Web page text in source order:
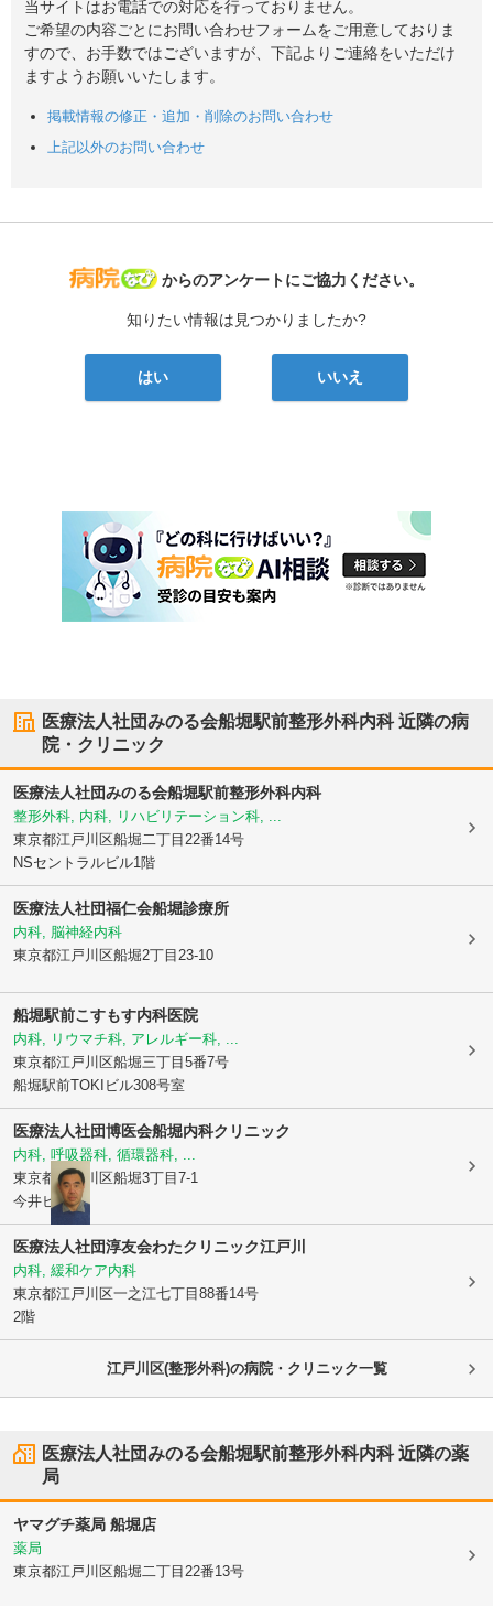
当サイトはお電話での対応を行っておりません。
ご希望の内容ごとにお問い合わせフォームをご用意しておりま
すので、お手数ではございますが、下記よりご連絡をいただけ
ますようお願いいたします。
掲載情報の修正・追加・削除のお問い合わせ
上記以外のお問い合わせ
病院なび
からのアンケートにご協力ください。
知りたい情報は見つかりましたか?
はい いいえ
医療法人社団みのる会船堀駅前整形外科内科近隣の病
院・クリニック
医療法人社団みのる会船堀駅前整形外科内科
整形外科, 内科, リハビリテーション科, ...
東京都江戸川区船堀二丁目22番14号
NSセントラルビル1階
医療法人社団福仁会船堀診療所
内科, 脳神経内科
東京都江戸川区船堀2丁目23-10
船堀駅前こすもす内科医院
内科, リウマチ科, アレルギー科, ...
東京都江戸川区船堀三丁目5番7号
船堀駅前TOKIビル308号室
医療法人社団博医会船堀内科クリニック
内科, 呼吸器科, 循環器科, ...
東京都江戸川区船堀3丁目7-1
今井ビル3F
医療法人社団淳友会わたクリニック江戸川
内科, 緩和ケア内科
東京都江戸川区一之江七丁目88番14号
2階
江戸川区(整形外科)の病院・クリニック一覧
医療法人社団みのる会船堀駅前整形外科内科近隣の薬
局
ヤマグチ薬局 船堀店
薬局
東京都江戸川区船堀二丁目22番13号